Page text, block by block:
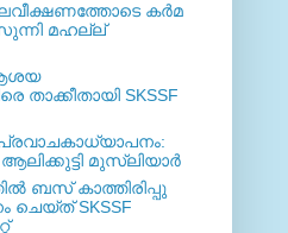
കര്‍മ
മഹല്ല്
താക്കീതായി SKSSF
മുസ്ലിയാർ
ബസ് കാത്തിരിപ്പു
ചെയ്ത്‌ SKSSF